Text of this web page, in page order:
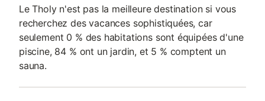
Le Tholy n'est pas la meilleure destination si vous
recherchez des vacances sophistiquées, car
seulement 0 % des habitations sont équipées d'une
piscine, 84 % ont un jardin, et 5 % comptent un
sauna.